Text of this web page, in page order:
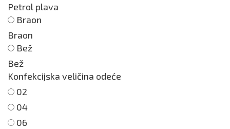
Petrol plava
Braon
Braon
Bež
Bež
Konfekcijska veličina odeće
02
04
06